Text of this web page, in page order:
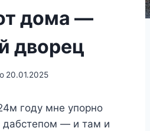
дома —
дворец
20.01.2025
году мне упорно
дабстепом — и там и